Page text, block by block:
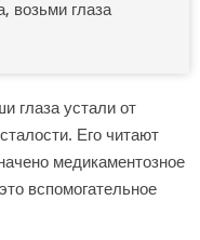
возьми глаза
глаза устали от
Его читают
медикаментозное
вспомогательное